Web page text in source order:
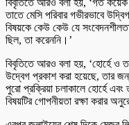
বিবৃতিতে আরও বলা হয়, ‘গত কয়েক
তাতে মেসি পরিবার গভীরভাবে
বিষয়কে কেউ কেউ যে
ছিল, তা করেননি।’
বিবৃতিতে আরও বলা হয়, ‘হোর্হে ও
উদ্বেগ প্রকাশ করা হয়েছে, তার
পুরো প্রক্রিয়া চলাকালে হোর্হে
বিষয়টির গোপনীয়তা রক্ষা করার